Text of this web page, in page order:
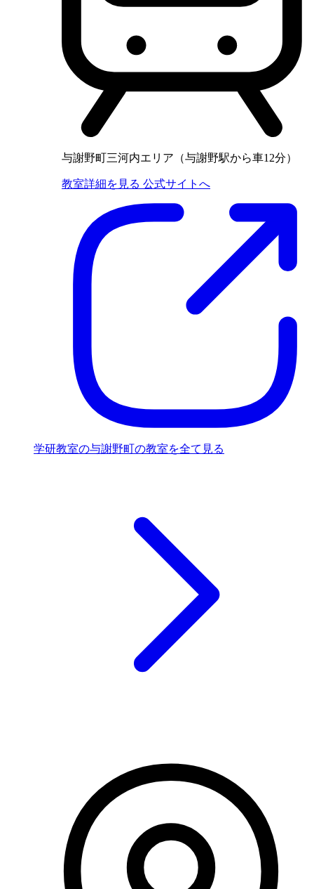
与謝野町三河内エリア（与謝野駅から車12分）
教室詳細を見る 公式サイトへ
学研教室の与謝野町の教室を全て見る